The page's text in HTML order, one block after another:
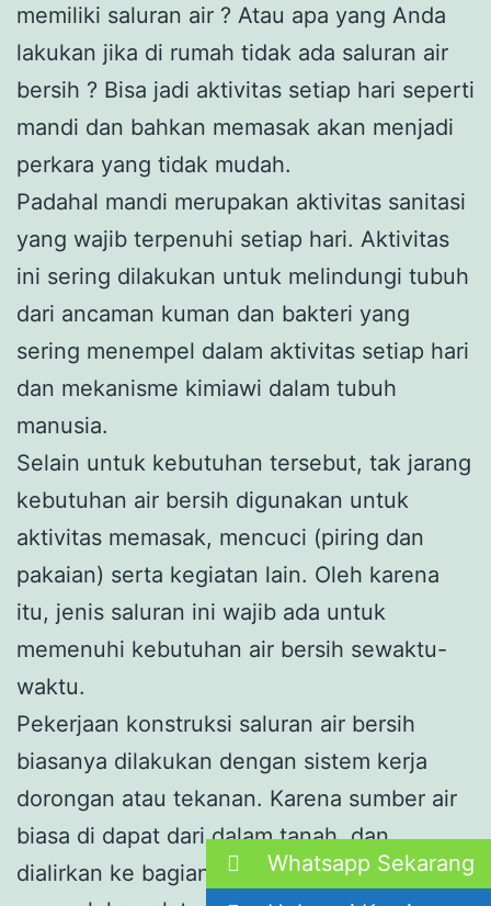
memiliki saluran air ? Atau apa yang Anda
lakukan jika di rumah tidak ada saluran air
bersih ? Bisa jadi aktivitas setiap hari seperti
mandi dan bahkan memasak akan menjadi
perkara yang tidak mudah.
Padahal mandi merupakan aktivitas sanitasi
yang wajib terpenuhi setiap hari. Aktivitas
ini sering dilakukan untuk melindungi tubuh
dari ancaman kuman dan bakteri yang
sering menempel dalam aktivitas setiap hari
dan mekanisme kimiawi dalam tubuh
manusia.
Selain untuk kebutuhan tersebut, tak jarang
kebutuhan air bersih digunakan untuk
aktivitas memasak, mencuci (piring dan
pakaian) serta kegiatan lain. Oleh karena
itu, jenis saluran ini wajib ada untuk
memenuhi kebutuhan air bersih sewaktu-
waktu.
Pekerjaan konstruksi saluran air bersih
biasanya dilakukan dengan sistem kerja
dorongan atau tekanan. Karena sumber air
biasa di dapat dari dalam tanah, dan
dialirkan ke bagian atas, sehinggaWhatsapp Sekarang